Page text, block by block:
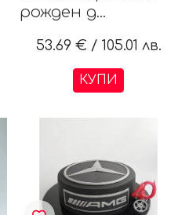
рожден д...
53.69 € / 105.01 лв.
КУПИ